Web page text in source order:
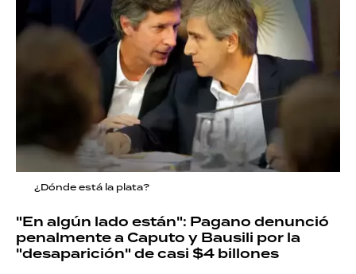
¿Dónde está la plata?
"En algún lado están": Pagano denunció
penalmente a Caputo y Bausili por la
"desaparición" de casi $4 billones